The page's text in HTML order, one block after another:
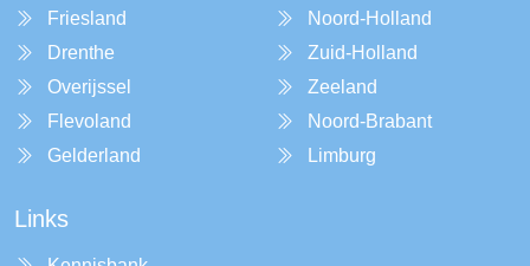
Friesland
Drenthe
Overijssel
Flevoland
Gelderland
Noord-Holland
Zuid-Holland
Zeeland
Noord-Brabant
Limburg
Links